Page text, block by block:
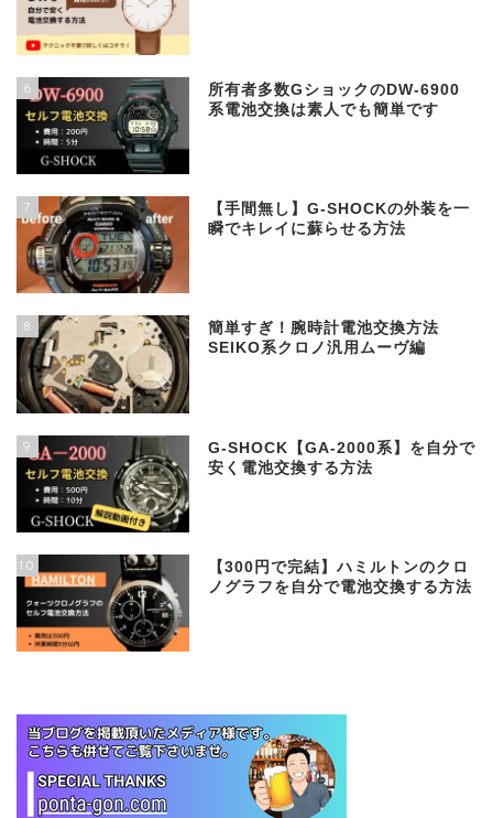
6
所有者多数GショックのDW-6900
系電池交換は素人でも簡単です
7
【手間無し】G-SHOCKの外装を一
瞬でキレイに蘇らせる方法
8
簡単すぎ！腕時計電池交換方法
SEIKO系クロノ汎用ムーヴ編
9
G-SHOCK【GA-2000系】を自分で
安く電池交換する方法
10
【300円で完結】ハミルトンのクロ
ノグラフを自分で電池交換する方法